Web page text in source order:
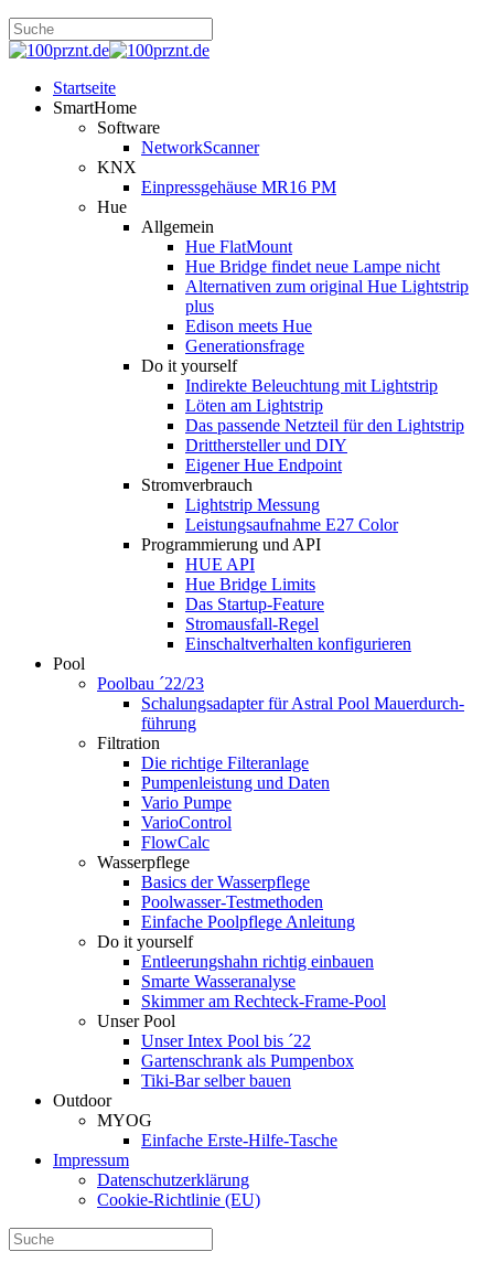
Startseite
SmartHome
Software
NetworkScanner
KNX
Einpressgehäuse MR16 PM
Hue
Allgemein
Hue FlatMount
Hue Bridge findet neue Lampe nicht
Alternativen zum original Hue Lightstrip
plus
Edison meets Hue
Generationsfrage
Do it yourself
Indirekte Beleuchtung mit Lightstrip
Löten am Lightstrip
Das passende Netzteil für den Lightstrip
Dritthersteller und DIY
Eigener Hue Endpoint
Stromverbrauch
Lightstrip Messung
Leistungsaufnahme E27 Color
Programmierung und API
HUE API
Hue Bridge Limits
Das Startup-Feature
Stromausfall-Regel
Einschaltverhalten konfigurieren
Pool
Poolbau ´22/23
Schalungs­adapter für Astral Pool Mauer­durch­
führung
Filtration
Die richtige Filter­anlage
Pumpenleistung und Daten
Vario Pumpe
Vario­Control
FlowCalc
Wasserpflege
Basics der Wasserpflege
Poolwasser-Testmethoden
Einfache Poolpflege Anleitung
Do it yourself
Ent­leerungs­hahn richtig einbauen
Smarte Wasseranalyse
Skimmer am Rechteck-Frame-Pool
Unser Pool
Unser Intex Pool bis ´22
Gartenschrank als Pumpenbox
Tiki-Bar selber bauen
Outdoor
MYOG
Einfache Erste-Hilfe-Tasche
Impressum
Datenschutzerklärung
Cookie-Richtlinie (EU)